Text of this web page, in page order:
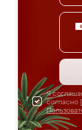
Я
согласно